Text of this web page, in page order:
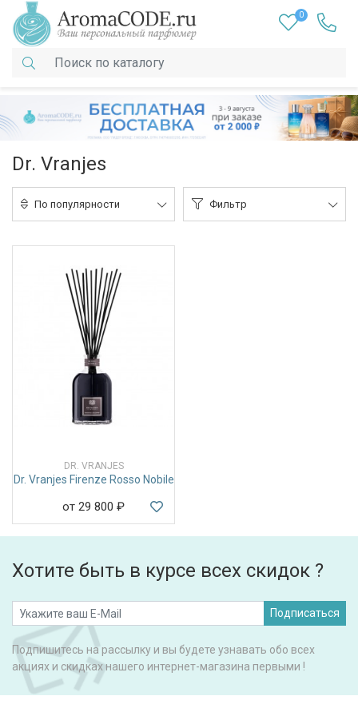
0
Dr. Vranjes
По популярности Фильтр
DR. VRANJES
Dr. Vranjes Firenze Rosso Nobile
от 29 800 ₽
Хотите быть в курсе всех скидок ?
Подписаться
Подпишитесь на рассылку и вы будете узнавать обо всех
акциях и скидках нашего интернет-магазина первыми !